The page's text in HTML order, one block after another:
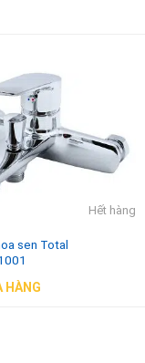
Hết hàng
sen Total
HÀNG